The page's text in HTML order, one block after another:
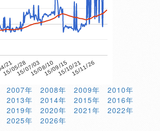
21
15/05/2815/07/0315/08/1015/09/1515/10/2115/11/26
2007年 2008年 2009年
2010年
2013年 2014年 2015年
2016年
2019年 2020年 2021年
2022年
2025年 2026年